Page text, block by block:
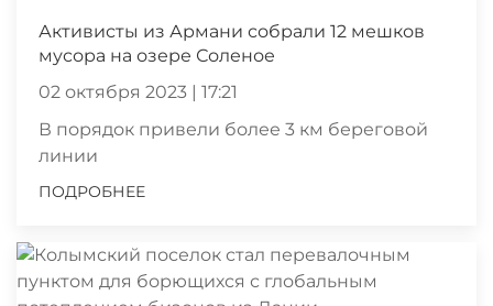
Активисты из Армани собрали 12 мешков
мусора на озере Соленое
02 октября 2023 | 17:21
В порядок привели более 3 км береговой
линии
ПОДРОБНЕЕ